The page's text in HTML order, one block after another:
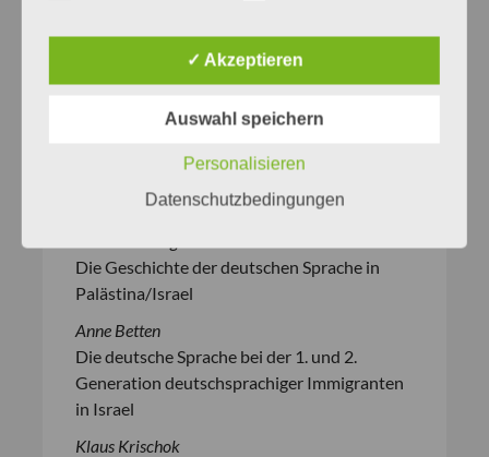
Rudolf Hoberg
Deutsch in Israel – ein besonderes,
schwieriges Thema
Gisela Dachs
Zu den kulturpolitischen Beziehungen
zwischen Israel und Deutschland – und die
Rolle der deutschen Sprache
Die Geschichte der deutschen Sprache in
Palästina/Israel
Anne Betten
Die deutsche Sprache bei der 1. und 2.
Generation deutschsprachiger Immigranten
in Israel
Klaus Krischok
✓ Akzeptieren
Auswahl speichern
Personalisieren
Datenschutzbedingungen